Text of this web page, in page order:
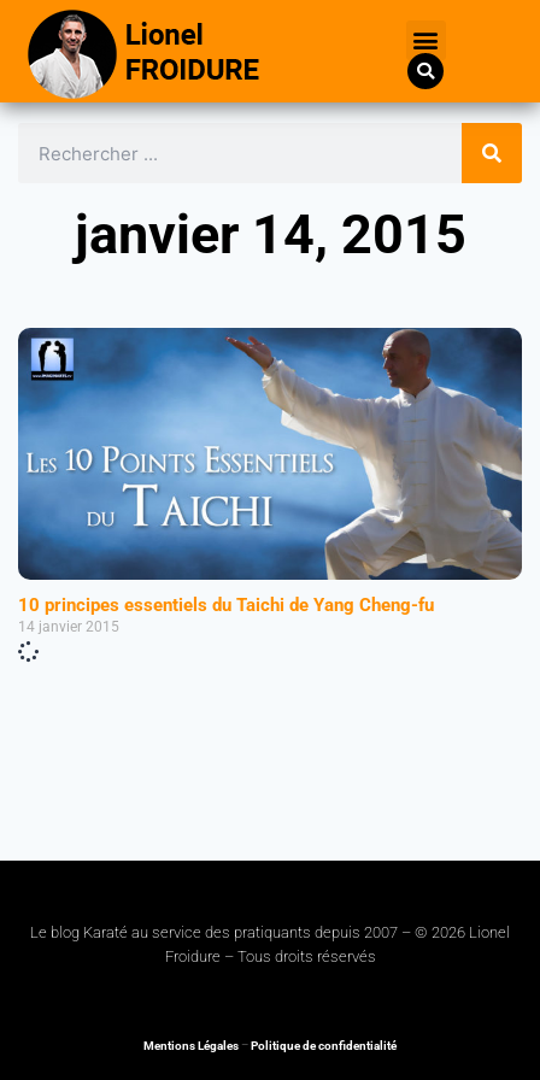
janvier 14, 2015
10 principes essentiels du Taichi de Yang Cheng-fu
14 janvier 2015
Le blog Karaté au service des pratiquants depuis 2007 – © 2026 Lionel
Froidure – Tous droits réservés
Mentions Légales –Politique de confidentialité